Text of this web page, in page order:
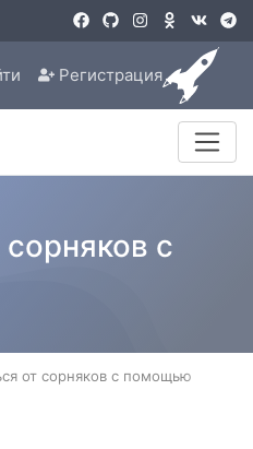
Регистрация
с
от сорняков с помощью